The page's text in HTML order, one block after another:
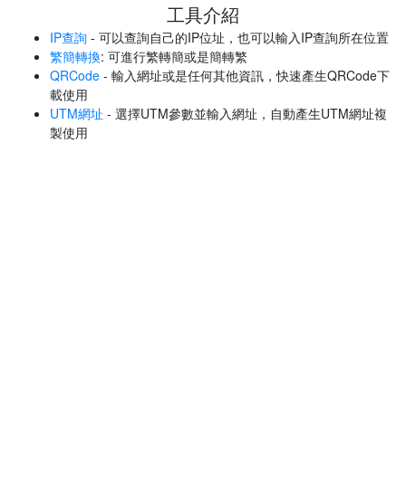
工具介紹
IP查詢 - 可以查詢自己的IP位址，也可以輸入IP查詢所在位置
繁簡轉換: 可進行繁轉簡或是簡轉繁
QRCode - 輸入網址或是任何其他資訊，快速產生QRCode下
載使用
UTM網址 - 選擇UTM參數並輸入網址，自動產生UTM網址複
製使用